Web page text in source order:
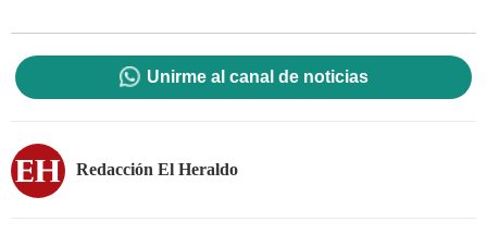
Unirme al canal de noticias
Redacción El Heraldo